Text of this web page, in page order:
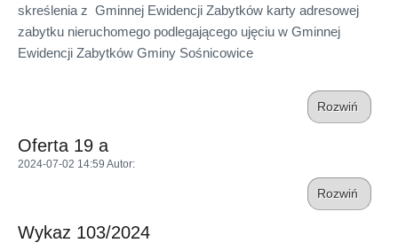
skreślenia z Gminnej Ewidencji Zabytków karty adresowej
zabytku nieruchomego podlegającego ujęciu w Gminnej
Ewidencji Zabytków Gminy Sośnicowice
Rozwiń
Oferta 19 a
2024-07-02 14:59 Autor:
Rozwiń
Wykaz 103/2024